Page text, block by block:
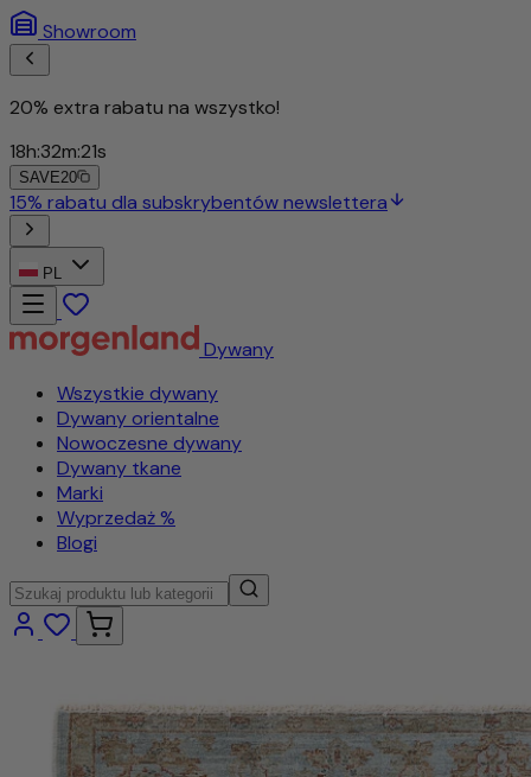
Showroom
20% extra rabatu na wszystko!
18h:32m:18s
SAVE20
15% rabatu dla subskrybentów newslettera
PL
Dywany
Wszystkie dywany
Dywany orientalne
Nowoczesne dywany
Dywany tkane
Marki
Wyprzedaż %
Blogi